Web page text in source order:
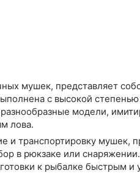
мушек, представляет
с высокой
модели,
лова.
и транспортировку мушек,
в рюкзаке или
к рыбалке быстрым и